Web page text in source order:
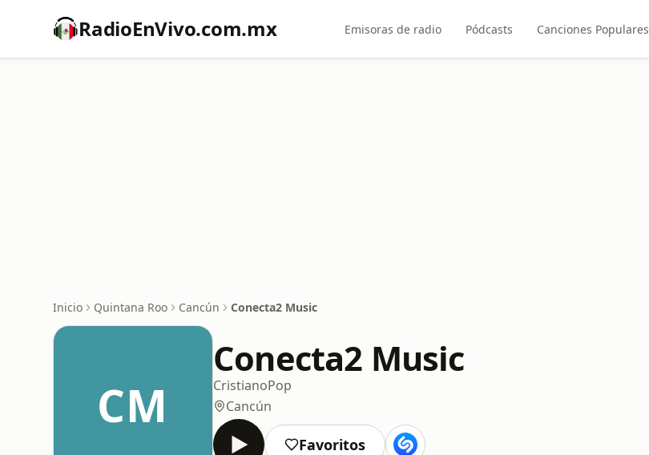
RadioEnVivo.com.mx Emisoras de radio Pódcasts Canciones Populares
Inicio Quintana Roo Cancún Conecta2 Music
CM
Conecta2 Music
CristianoPop
Cancún
Favoritos